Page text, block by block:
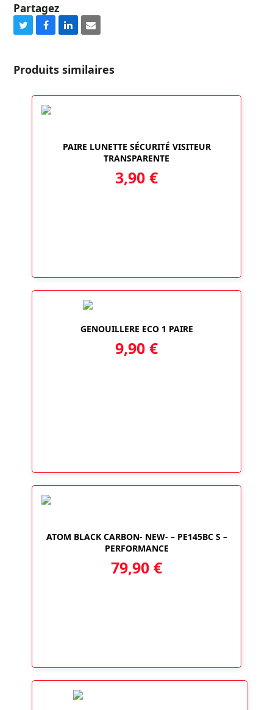
Partagez
Share
Twitter
Share
Facebook
Share
LinkedIn
Share
Email
Produits similaires
PAIRE LUNETTE SÉCURITÉ VISITEUR
TRANSPARENTE
3,90 €
GENOUILLERE ECO 1 PAIRE
9,90 €
ATOM BLACK CARBON- NEW- – PE145BC S –
PERFORMANCE
79,90 €